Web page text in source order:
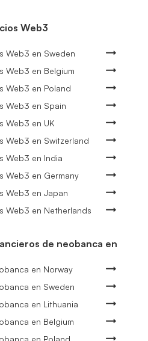
Web3
Web3 en Sweden
Web3 en Belgium
Web3 en Poland
Web3 en Spain
Web3 en UK
Web3 en Switzerland
Web3 en India
Web3 en Germany
Web3 en Japan
Web3 en Netherlands
de neobanca en
en Norway
en Sweden
en Lithuania
en Belgium
en Poland